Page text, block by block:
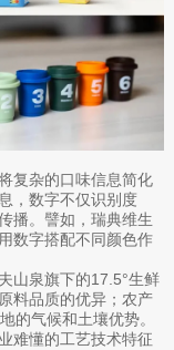
复杂的口味信息简化
，数字不仅识别度
播。譬如，瑞典维生
数字搭配不同颜色作
山泉旗下的17.5°生鲜
料品质的优异；农产
的气候和土壤优势。
难懂的工艺技术特征